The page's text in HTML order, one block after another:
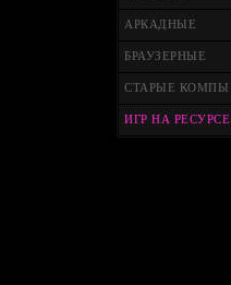
АРКАДНЫЕ
БРАУЗЕРНЫЕ
СТАРЫЕ КОМПЫ
ИГР НА РЕСУРСЕ